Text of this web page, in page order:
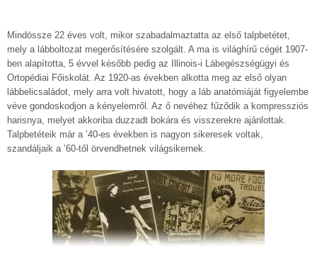
Mindössze 22 éves volt, mikor szabadalmaztatta az első talpbetétet,
mely a lábboltozat megerősítésére szolgált. A ma is világhírű cégét 1907-
ben alapította, 5 évvel később pedig az Illinois-i Lábegészségügyi és
Ortopédiai Főiskolát. Az 1920-as években alkotta meg az első olyan
lábbelicsaládot, mely arra volt hivatott, hogy a láb anatómiáját figyelembe
véve gondoskodjon a kényelemről. Az ő nevéhez fűződik a kompressziós
harisnya, melyet akkoriba duzzadt bokára és visszerekre ajánlottak.
Talpbetéteik már a ’40-es években is nagyon sikeresek voltak,
szandáljaik a ’60-től örvendhetnek világsikernek.